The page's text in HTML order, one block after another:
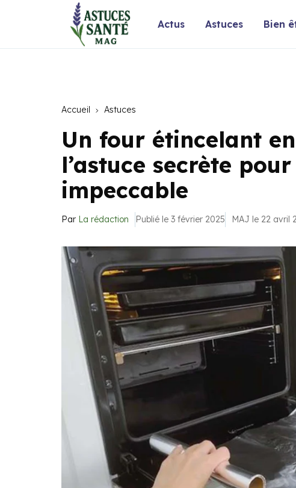
Actus Astuces Bien
Accueil Astuces
Un four étincelant
l’astuce secrète
impeccable
Par La rédaction Publié le 3 février 2025 MAJ le 22 avril